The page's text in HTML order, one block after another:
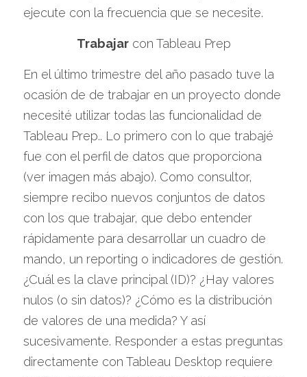
ejecute con la frecuencia que se necesite.
Trabajar con Tableau Prep
En el último trimestre del año pasado tuve la
ocasión de de trabajar en un proyecto donde
necesité utilizar todas las funcionalidad de
Tableau Prep.. Lo primero con lo que trabajé
fue con el perfil de datos que proporciona
(ver imagen más abajo). Como consultor,
siempre recibo nuevos conjuntos de datos
con los que trabajar, que debo entender
rápidamente para desarrollar un cuadro de
mando, un reporting o indicadores de gestión.
¿Cuál es la clave principal (ID)? ¿Hay valores
nulos (o sin datos)? ¿Cómo es la distribución
de valores de una medida? Y así
sucesivamente. Responder a estas preguntas
directamente con Tableau Desktop requiere